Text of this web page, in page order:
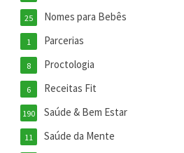
Nomes para Bebês
25
Parcerias
1
Proctologia
8
Receitas Fit
6
Saúde & Bem Estar
190
Saúde da Mente
11